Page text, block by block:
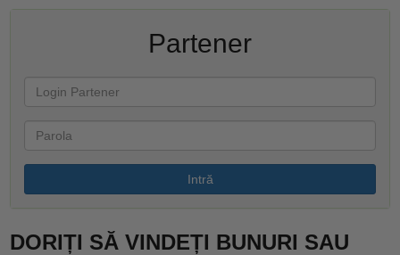
Partener
Intră
DORIȚI SĂ VINDEȚI BUNURI SAU